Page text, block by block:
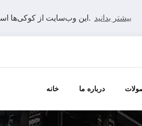
این وب‌سایت از کوکی‌ها استفاده می‌کند تا بهترین تجربه را در وب‌سایت ما داشته باشید. بیشتر بدانید
خانه درباره ما